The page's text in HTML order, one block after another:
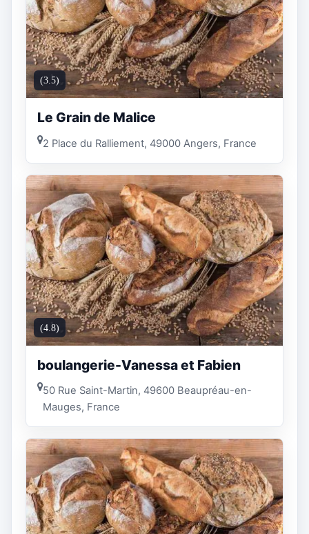
(3.5)
Le Grain de Malice
2 Place du Ralliement, 49000 Angers, France
(4.8)
boulangerie-Vanessa et Fabien
50 Rue Saint-Martin, 49600 Beaupréau-en-
Mauges, France